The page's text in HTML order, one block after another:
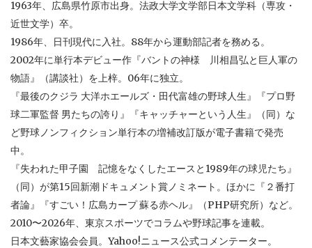
1963年、広島県竹原市出身。法政大学文学部日本文学科（専攻・
近世文学）卒。
1986年、日刊現代に入社。88年から運動部記者を務める。
2002年に単行本デビュー作『バントの神様 川相昌弘と巨人軍の
物語』（講談社）を上梓。06年に独立。
『最後のクジラ 大洋ホエールズ・田代富雄の野球人生』『プロ野
球二軍監督 男たちの誇り』『キャッチャーという人生』（同）な
ど野球ノンフィクション単行本の増補改訂版が電子書籍で発売
中。
『失われた甲子園 記憶をなくしたエースと1989年の球児たち』
（同）が第15回新潮ドキュメント賞ノミネート。ほかに『２番打
者論』『すごい！広島カープ 蘇る赤ヘル』（PHP研究所）など。
2010〜2026年、東京スポーツでコラムや野球記事を連載。
日本文藝家協会会員。Yahoo!ニュース公式コメンテーター。